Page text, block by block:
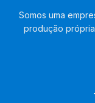
Somos uma
produção